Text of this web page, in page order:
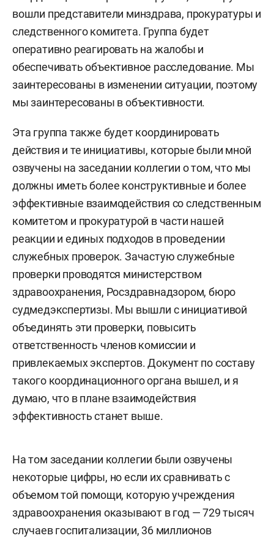
вошли представители минздрава, прокуратуры и
следственного комитета. Группа будет
оперативно реагировать на жалобы и
обеспечивать объективное расследование. Мы
заинтересованы в изменении ситуации, поэтому
мы заинтересованы в объективности.
Эта группа также будет координировать
действия и те инициативы, которые были мной
озвучены на заседании коллегии о том, что мы
должны иметь более конструктивные и более
эффективные взаимодействия со следственным
комитетом и прокуратурой в части нашей
реакции и единых подходов в проведении
служебных проверок. Зачастую служебные
проверки проводятся министерством
здравоохранения, Росздравнадзором, бюро
судмедэкспертизы. Мы вышли с инициативой
объединять эти проверки, повысить
ответственность членов комиссии и
привлекаемых экспертов. Документ по составу
такого координационного органа вышел, и я
думаю, что в плане взаимодействия
эффективность станет выше.
На том заседании коллегии были озвучены
некоторые цифры, но если их сравнивать с
объемом той помощи, которую учреждения
здравоохранения оказывают в год — 729 тысяч
случаев госпитализации, 36 миллионов